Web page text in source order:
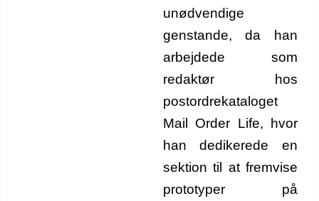
unødvendige
genstande, da han
arbejdede som
redaktør hos
postordrekataloget
Mail Order Life, hvor
han dedikerede en
sektion til at fremvise
prototyper på